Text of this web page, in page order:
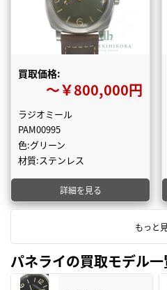
買取価格:
〜￥800,000円
ラジオミール
PAM00995
色:グリーン
材質:ステンレス
詳細を見る
もっと
パネライの買取モデル